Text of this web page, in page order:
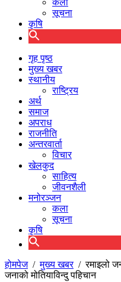
कला
सूचना
कृषि
गृह पृष्ठ
मुख्य खबर
स्थानीय
राष्ट्रिय
अर्थ
समाज
अपराध
राजनीति
अन्तरवार्ता
विचार
खेलकुद
साहित्य
जीवनशैली
मनोरञ्जन
कला
सूचना
कृषि
होमपेज/मुख्य खबर/रमाइलो
जनाको मोतियाविन्दु पहिचान